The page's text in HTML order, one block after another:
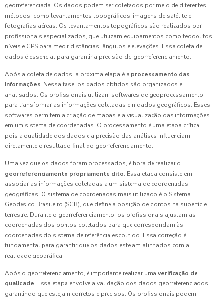
georreferenciada. Os dados podem ser coletados por meio de diferentes
métodos, como levantamentos topográficos, imagens de satélite e
fotografias aéreas. Os levantamentos topográficos são realizados por
profissionais especializados, que utilizam equipamentos como teodolitos,
níveis e GPS para medir distâncias, ângulos e elevações. Essa coleta de
dados é essencial para garantir a precisão do georreferenciamento.
Após a coleta de dados, a próxima etapa é a processamento das
informações. Nessa fase, os dados obtidos são organizados e
analisados. Os profissionais utilizam softwares de geoprocessamento
para transformar as informações coletadas em dados geográficos. Esses
softwares permitem a criação de mapas e a visualização das informações
em um sistema de coordenadas. O processamento é uma etapa crítica,
pois a qualidade dos dados e a precisão das análises influenciam
diretamente o resultado final do georreferenciamento.
Uma vez que os dados foram processados, é hora de realizar o
georreferenciamento propriamente dito. Essa etapa consiste em
associar as informações coletadas a um sistema de coordenadas
geográficas. O sistema de coordenadas mais utilizado é o Sistema
Geodésico Brasileiro (SGB), que define a posição de pontos na superfície
terrestre. Durante o georreferenciamento, os profissionais ajustam as
coordenadas dos pontos coletados para que correspondam às
coordenadas do sistema de referência escolhido. Essa correção é
fundamental para garantir que os dados estejam alinhados com a
realidade geográfica.
Após o georreferenciamento, é importante realizar uma verificação de
qualidade. Essa etapa envolve a validação dos dados georreferenciados,
garantindo que estejam corretos e precisos. Os profissionais podem